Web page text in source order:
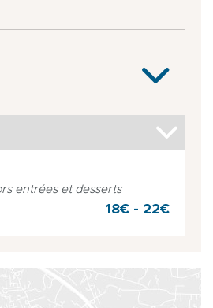
entrées et desserts
18€ - 22€